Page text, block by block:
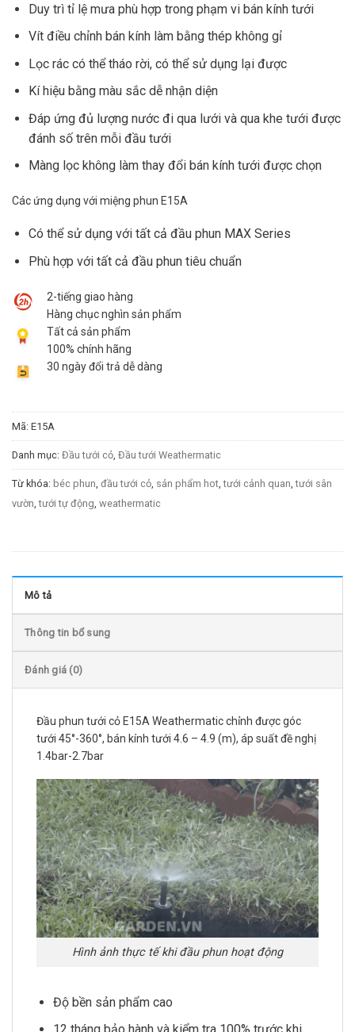
Duy trì tỉ lệ mưa phù hợp trong phạm vi bán kính tưới
Vít điều chỉnh bán kính làm bằng thép không gỉ
Lọc rác có thể tháo rời, có thể sử dụng lại được
Kí hiệu bằng màu sắc dễ nhận diện
Đáp ứng đủ lượng nước đi qua lưới và qua khe tưới được
đánh số trên mỗi đầu tưới
Màng lọc không làm thay đổi bán kính tưới được chọn
Các ứng dụng với miệng phun E15A
Có thể sử dụng với tất cả đầu phun MAX Series
Phù hợp với tất cả đầu phun tiêu chuẩn
2-tiếng giao hàng
Hàng chục nghìn sản phẩm
Tất cả sản phẩm
100% chính hãng
30 ngày đổi trả dễ dàng
Mã: E15A
Danh mục: Đầu tưới cỏ, Đầu tưới Weathermatic
Từ khóa: béc phun, đầu tưới cỏ, sản phẩm hot,tưới cảnh quan,tưới sân
vườn,tưới tự động, weathermatic
Mô tả
Thông tin bổ sung
Đánh giá (0)
Đầu phun tưới cỏ E15A Weathermatic chỉnh được góc
tưới 45°-360°, bán kính tưới 4.6 – 4.9 (m), áp suất đề nghị
1.4bar-2.7bar
Hình ảnh thực tế khi đầu phun hoạt động
Độ bền sản phẩm cao